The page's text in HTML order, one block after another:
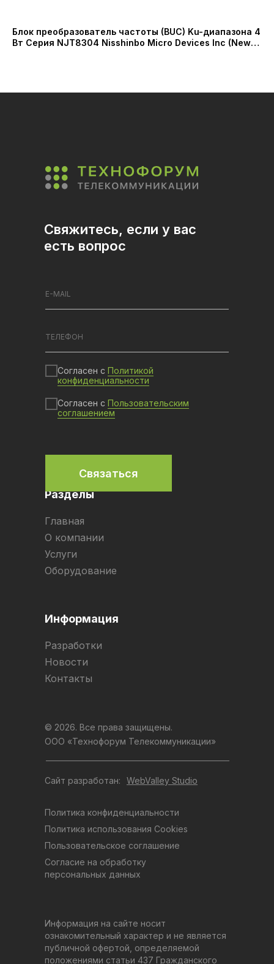
Блок преобразователь частоты (BUC) Ku-диапазона 4
Вт Серия NJT8304 Nisshinbo Micro Devices Inc (New
Разделы
Информация
Главная
О компании
Услуги
Оборудование
Разработки
Новости
Контакты
Информация на сайте носит
ознакомительный характер и не является
публичной офертой, определяемой
положениями статьи 437 Гражданского
Политика использования Cookies
Согласие на обработку
персональных данных
Пользовательское соглашение
Политика конфиденциальности
© 2026. Все права защищены.
ООО «Технофорум Телекоммуникации»
Сайт разработан:
Согласен с Политикой
конфиденциальности
Согласен с Пользовательским
соглашением
Связаться
Свяжитесь, если у вас
есть вопрос
WebValley Studio